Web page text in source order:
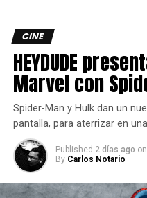
tengo miedo a morir”, dice,
morir”.
CINE
HEYDUDE
Marvel con
Spider-Man y Hulk dan un
pantalla, para aterrizar en
Published 2 días ago on
By Carlos Notario